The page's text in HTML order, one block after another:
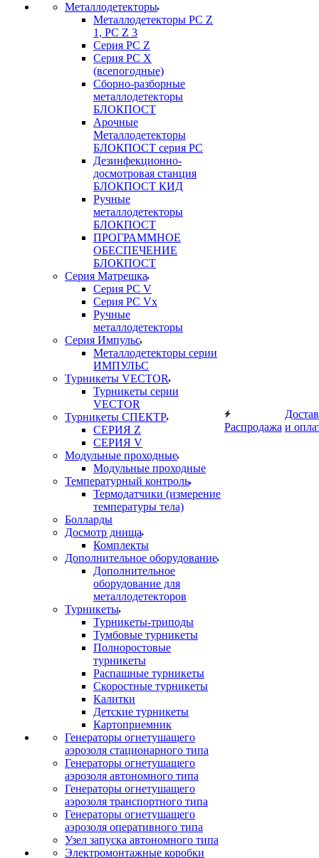
Металлодетекторы
Металлодетекторы РС Z
1, PC Z 3
Серия РС Z
Серия РС X
(всепогодные)
Сборно-разборные
металлодетекторы
БЛОКПОСТ
Арочные
Металлодетекторы
БЛОКПОСТ серия РС
Дезинфекционно-
досмотровая станция
БЛОКПОСТ КИД
Ручные
металлодетекторы
БЛОКПОСТ
ПРОГРАММНОЕ
ОБЕСПЕЧЕНИЕ
БЛОКПОСТ
Серия Матрешка
Серия PC V
Серия PC Vx
Ручные
металлодетекторы
Серия Импульс
Металлодетекторы серии
ИМПУЛЬС
Турникеты VECTOR
Турникеты серии
VECTOR
Турникеты СПЕКТР
СЕРИЯ Z
СЕРИЯ V
Модульные проходные
Модульные проходные
Температурный контроль
Термодатчики (измерение
температуры тела)
Болларды
Досмотр днища
Комплекты
Дополнительное оборудование
Дополнительное
оборудование для
металлодетекторов
Турникеты
Турникеты-триподы
Тумбовые турникеты
Полноростовые
турникеты
Распашные турникеты
Скоростные турникеты
Калитки
Детские турникеты
Картоприемник
Генераторы огнетушащего
аэрозоля стационарного типа
Генераторы огнетушащего
аэрозоля автономного типа
Генераторы огнетушащего
аэрозоля транспортного типа
Генераторы огнетушащего
аэрозоля оперативного типа
Узел запуска автономного типа
Электромонтажные коробки
Распродажа и